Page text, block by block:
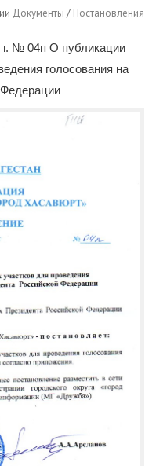
Документы / Постановления
г. № 04п О публикации
голосования на